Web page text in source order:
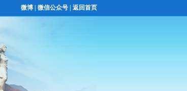
微博 微信公众号 返回首页